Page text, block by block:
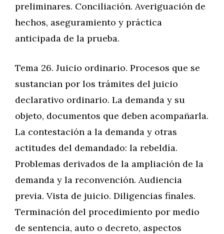
preliminares. Conciliación. Averiguación de
hechos, aseguramiento y práctica
anticipada de la prueba.
Tema 26. Juicio ordinario. Procesos que se
sustancian por los trámites del juicio
declarativo ordinario. La demanda y su
objeto, documentos que deben acompañarla.
La contestación a la demanda y otras
actitudes del demandado: la rebeldía.
Problemas derivados de la ampliación de la
demanda y la reconvención. Audiencia
previa. Vista de juicio. Diligencias finales.
Terminación del procedimiento por medio
de sentencia, auto o decreto, aspectos